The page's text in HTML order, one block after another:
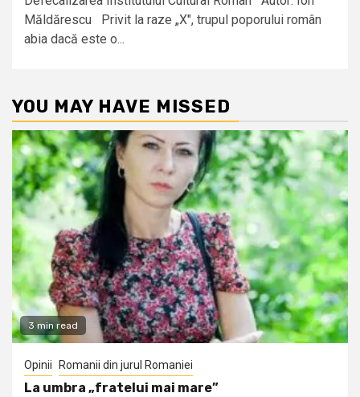
Măldărescu Privit la raze „X", trupul poporului român
abia dacă este o...
YOU MAY HAVE MISSED
3 min read
Opinii Romanii din jurul Romaniei
La umbra „fratelui mai mare”